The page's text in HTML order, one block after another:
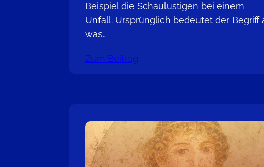
Beispiel die Schaulustigen bei einem
Unfall. Ursprünglich bedeutet der Begriff
was…
Zum Beitrag